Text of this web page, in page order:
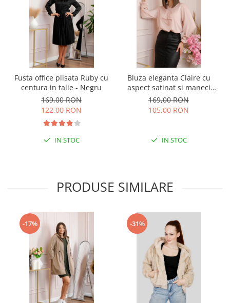
Fusta office plisata Ruby cu
centura in talie - Negru
169,00 RON
122,00 RON
IN STOC
Bluza eleganta Claire cu
aspect satinat si maneci
bufante - Roz pudrat
169,00 RON
105,00 RON
IN STOC
PRODUSE SIMILARE
-17% -31%